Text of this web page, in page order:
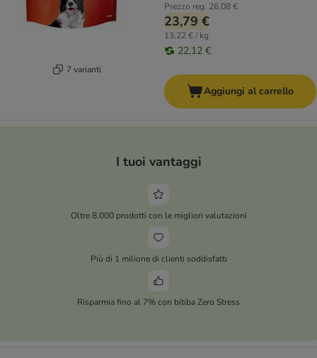
7 varianti
Prezzo reg. 26,08 €
23,79 €
13,22 € / kg
22,12 €
Aggiungi al carrello
I tuoi vantaggi
Oltre 8.000 prodotti con le migliori valutazioni
Più di 1 milione di clienti soddisfatti
Risparmia fino al 7% con bitiba Zero Stress